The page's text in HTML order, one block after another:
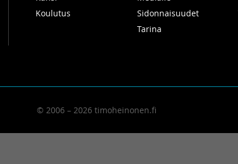
Koulutus
Sidonnaisuudet
Tarina
© 2006 – 2026 timoheinonen.fi